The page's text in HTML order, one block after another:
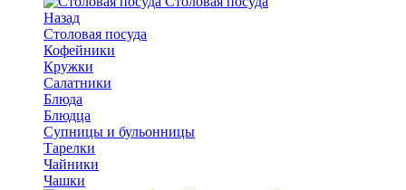
Назад
Столовая посуда
Кофейники
Кружки
Салатники
Блюда
Блюдца
Супницы и бульонницы
Тарелки
Чайники
Чашки